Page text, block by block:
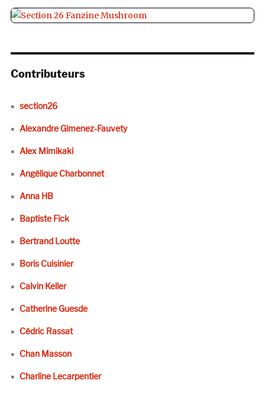
Contributeurs
section26
Alexandre Gimenez-Fauvety
Alex Mimikaki
Angélique Charbonnet
Anna HB
Baptiste Fick
Bertrand Loutte
Boris Cuisinier
Calvin Keller
Catherine Guesde
Cédric Rassat
Chan Masson
Charline Lecarpentier